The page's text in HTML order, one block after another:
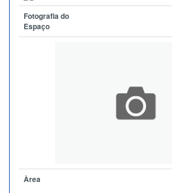
Fotografia do
Espaço
Àrea